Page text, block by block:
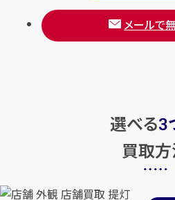
メールで
選べる3
買取